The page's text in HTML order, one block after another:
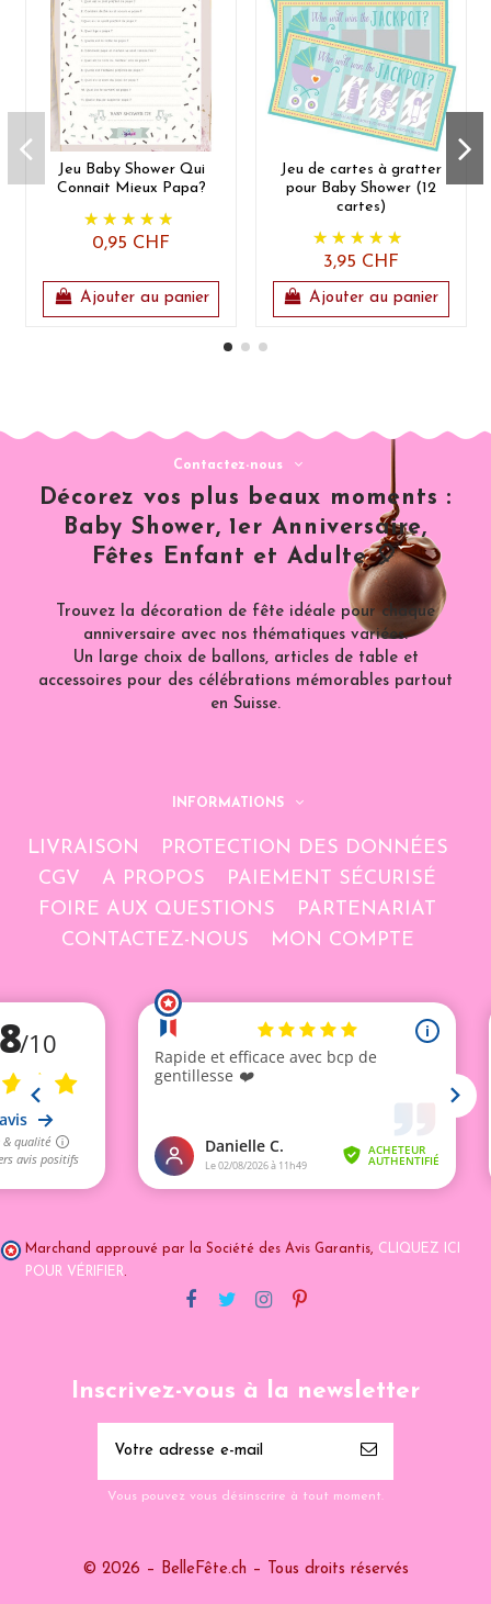
Jeu Baby Shower Qui
Connait Mieux Papa?
0,95 CHF
Ajouter au panier
Jeu de cartes à gratter
pour Baby Shower (12
cartes)
3,95 CHF
Ajouter au panier
Contactez-nous
Décorez vos plus beaux moments :
Baby Shower, 1er Anniversaire,
Fêtes Enfant et Adulte 🎈
Trouvez la décoration de fête idéale pour chaque
anniversaire avec nos thématiques variées.
Un large choix de ballons, articles de table et
accessoires pour des célébrations mémorables partout
en Suisse.
INFORMATIONS
LIVRAISON
PROTECTION DES DONNÉES
CGV
A PROPOS
PAIEMENT SÉCURISÉ
FOIRE AUX QUESTIONS
PARTENARIAT
CONTACTEZ-NOUS
MON COMPTE
Marchand approuvé par la Société des Avis Garantis, CLIQUEZ ICI
POUR VÉRIFIER.
Inscrivez-vous à la newsletter
Vous pouvez vous désinscrire à tout moment.
© 2026 – BelleFête.ch – Tous droits réservés